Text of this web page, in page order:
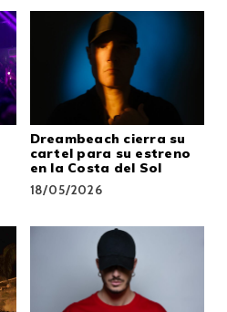
Dreambeach cierra su
cartel para su estreno
en la Costa del Sol
18/05/2026